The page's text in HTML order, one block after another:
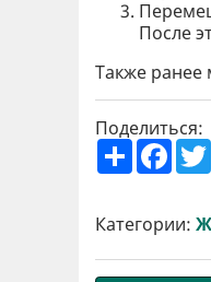
После
Также ранее
Поделиться:
П
о
р
и
F
a
b
o
Категории: